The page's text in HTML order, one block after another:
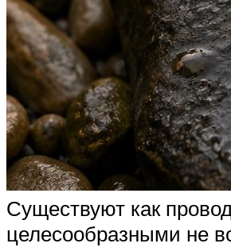
Существуют как
целесообразными не